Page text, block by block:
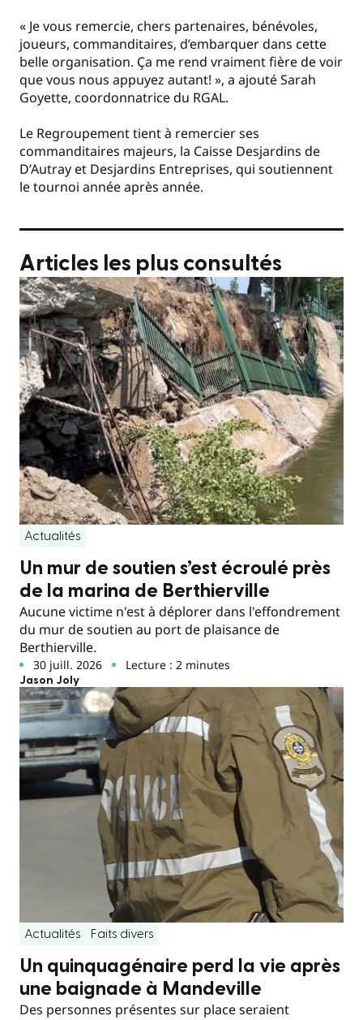
« Je vous remercie, chers partenaires, bénévoles,
joueurs, commanditaires, d’embarquer dans cette
belle organisation. Ça me rend vraiment fière de voir
que vous nous appuyez autant! », a ajouté Sarah
Goyette, coordonnatrice du RGAL.
Le Regroupement tient à remercier ses
commanditaires majeurs, la Caisse Desjardins de
D’Autray et Desjardins Entreprises, qui soutiennent
le tournoi année après année.
Articles les plus consultés
Actualités
Un mur de soutien s’est écroulé près
de la marina de Berthierville
Aucune victime n'est à déplorer dans l'effondrement
du mur de soutien au port de plaisance de
Berthierville.
30 juill. 2026 Lecture : 2 minutes
Jason Joly
Actualités Faits divers
Un quinquagénaire perd la vie après
une baignade à Mandeville
Des personnes présentes sur place seraient